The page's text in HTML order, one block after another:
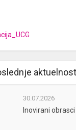
30.07.2026
Inovirani obrasci